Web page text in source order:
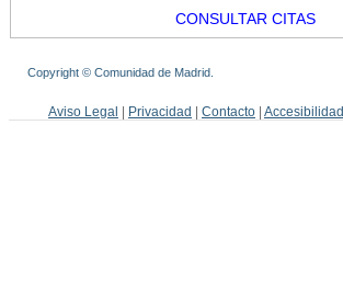
CONSULTAR CITAS
Copyright © Comunidad de Madrid.
Aviso Legal Privacidad Contacto Accesibilidad